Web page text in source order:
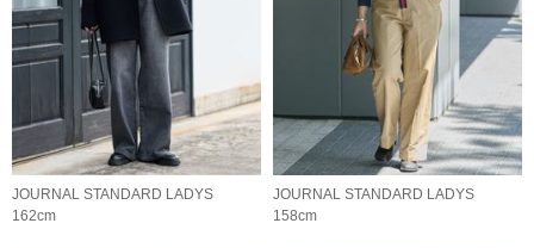
JOURNAL STANDARD LADYS
162cm
JOURNAL STANDARD LADYS
158cm